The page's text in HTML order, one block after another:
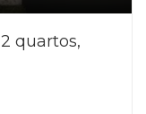
quartos,